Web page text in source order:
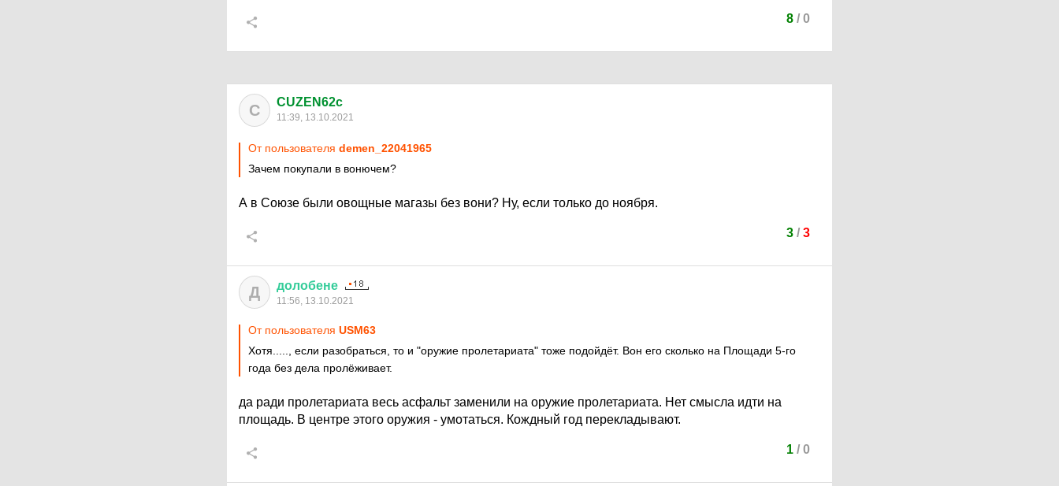
8/ 0
C CUZEN62c
11:39, 13.10.2021
От пользователя demen_22041965
Зачем покупали в вонючем?
А в Союзе были овощные магазы без вони? Ну, если только до ноября.
3/ 3
Д долобене
11:56, 13.10.2021
От пользователя USM63
Хотя....., если разобраться, то и "оружие пролетариата" тоже подойдёт. Вон его сколько на Площади 5-го
года без дела пролёживает.
да ради пролетариата весь асфальт заменили на оружие пролетариата. Нет смысла идти на
площадь. В центре этого оружия - умотаться. Кождный год перекладывают.
1/ 0